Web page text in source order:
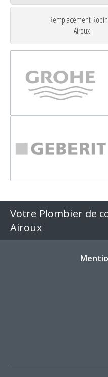
Remplacement
Airoux
Votre Plombier de
Airoux